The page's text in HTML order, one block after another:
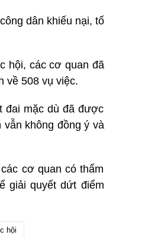
dân khiếu nại, tố
hội, các cơ quan đã
về 508 vụ việc.
đai mặc dù đã được
vẫn không đồng ‎ý và
cơ quan có thẩm
giải quyết dứt điểm
hội